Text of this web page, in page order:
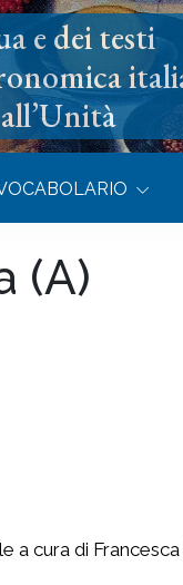
e dei testi
(A)
a cura di